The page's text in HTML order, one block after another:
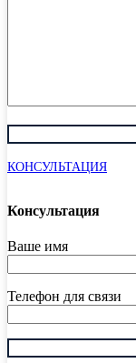
КОНСУЛЬТАЦИЯ
Консультация
Ваше имя
Телефон для связи